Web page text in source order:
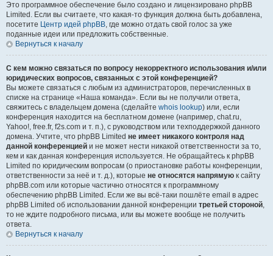
Это программное обеспечение было создано и лицензировано phpBB
Limited. Если вы считаете, что какая-то функция должна быть добавлена,
посетите Центр идей phpBB, где можно отдать свой голос за уже
поданные идеи или предложить собственные.
Вернуться к началу
С кем можно связаться по вопросу некорректного использования и/или
юридических вопросов, связанных с этой конференцией?
Вы можете связаться с любым из администраторов, перечисленных в
списке на странице «Наша команда». Если вы не получили ответа,
свяжитесь с владельцем домена (сделайте whois lookup) или, если
конференция находится на бесплатном домене (например, chat.ru,
Yahoo!, free.fr, f2s.com и т. п.), с руководством или техподдержкой данного
домена. Учтите, что phpBB Limited не имеет никакого контроля над
данной конференцией и не может нести никакой ответственности за то,
кем и как данная конференция используется. Не обращайтесь к phpBB
Limited по юридическим вопросам (о приостановке работы конференции,
ответственности за неё и т. д.), которые не относятся напрямую к сайту
phpBB.com или которые частично относятся к программному
обеспечению phpBB Limited. Если же вы всё-таки пошлёте email в адрес
phpBB Limited об использовании данной конференции третьей стороной,
то не ждите подробного письма, или вы можете вообще не получить
ответа.
Вернуться к началу